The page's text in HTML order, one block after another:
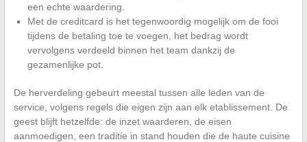
een echte waardering.
Met de creditcard is het tegenwoordig mogelijk om de fooi
tijdens de betaling toe te voegen, het bedrag wordt
vervolgens verdeeld binnen het team dankzij de
gezamenlijke pot.
De herverdeling gebeurt meestal tussen alle leden van de
service, volgens regels die eigen zijn aan elk etablissement. De
geest blijft hetzelfde: de inzet waarderen, de eisen
aanmoedigen, een traditie in stand houden die de haute cuisine